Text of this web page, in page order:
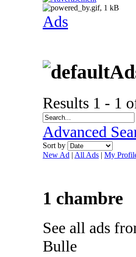
Ads
Results 1 - 1
Advanced
Sort by
New Ad | All Ads | My
1 chambre
See all ads
Bulle